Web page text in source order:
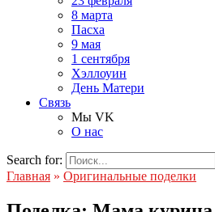
8 марта
Пасха
9 мая
1 сентября
Хэллоуин
День Матери
Связь
Мы VK
О нас
Search for:
Главная » Оригинальные поделки